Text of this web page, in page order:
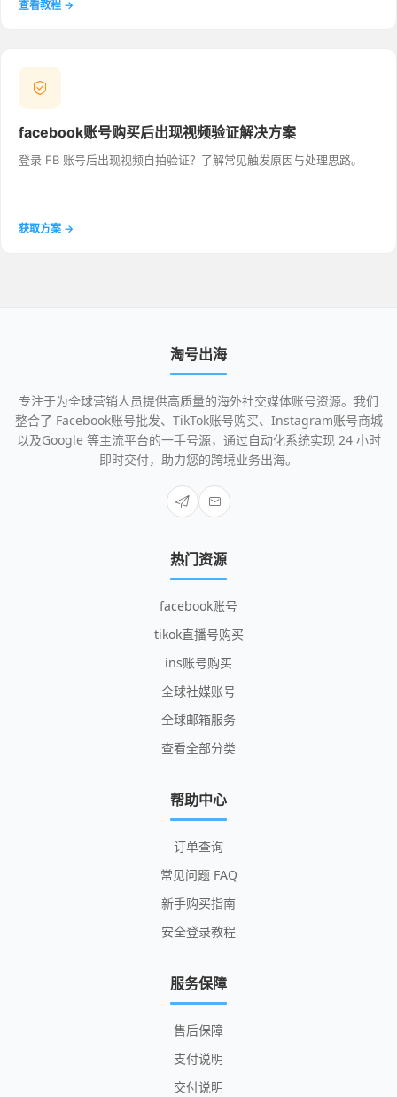
查看教程 →
facebook账号购买后出现视频验证解决方案
登录 FB 账号后出现视频自拍验证？了解常见触发原因与处理思路。
获取方案 →
淘号出海
专注于为全球营销人员提供高质量的海外社交媒体账号资源。我们
整合了 Facebook账号批发、TikTok账号购买、Instagram账号商城
以及Google 等主流平台的一手号源，通过自动化系统实现 24 小时
即时交付，助力您的跨境业务出海。
热门资源
facebook账号
tikok直播号购买
ins账号购买
全球社媒账号
全球邮箱服务
查看全部分类
帮助中心
订单查询
常见问题 FAQ
新手购买指南
安全登录教程
服务保障
售后保障
支付说明
交付说明